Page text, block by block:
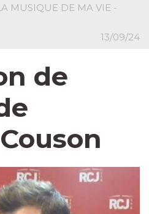
MUSIQUE DE MA VIE -
13/09/24
de